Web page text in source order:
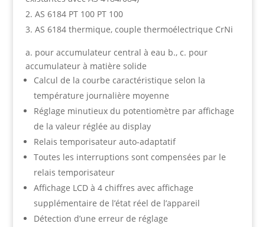
AS 6184 PT 100 PT 100
AS 6184 thermique, couple thermoélectrique CrNi
a. pour accumulateur central à eau b., c. pour
accumulateur à matière solide
Calcul de la courbe caractéristique selon la
température journalière moyenne
Réglage minutieux du potentiomètre par affichage
de la valeur réglée au display
Relais temporisateur auto-adaptatif
Toutes les interruptions sont compensées par le
relais temporisateur
Affichage LCD à 4 chiffres avec affichage
supplémentaire de l’état réel de l’appareil
Détection d’une erreur de réglage